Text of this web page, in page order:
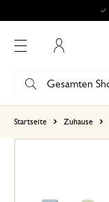
Startseite Zuhause